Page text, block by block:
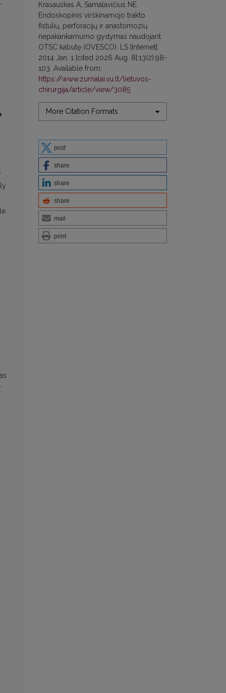
Krasauskas A, Samalavičius NE.
Endoskopinis virškinamojo trakto
fistulių, perforacijų ir anastomozių
nepakankamumo gydymas naudojant
OTSC kabutę (OVESCO). LS [Internet].
2014 Jan. 1 [cited 2026 Aug. 8];13(2):98-
103. Available from:
https://www.zurnalai.vu.lt/lietuvos-
chirurgija/article/view/3085
More Citation Formats
post
share
share
share
mail
print